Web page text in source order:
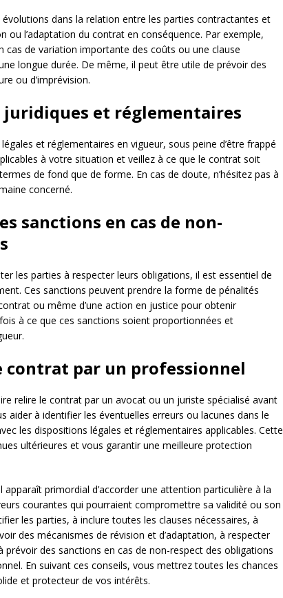
dans la relation entre les parties contractantes et
ou l’adaptation du contrat en conséquence. Par exemple,
cas de variation importante des coûts ou une clause
longue durée. De même, il peut être utile de prévoir des
ou d’imprévision.
juridiques et réglementaires
et réglementaires en vigueur, sous peine d’être frappé
à votre situation et veillez à ce que le contrat soit
de fond que de forme. En cas de doute, n’hésitez pas à
concerné.
sanctions en cas de non-
les parties à respecter leurs obligations, il est essentiel de
Ces sanctions peuvent prendre la forme de pénalités
ou même d’une action en justice pour obtenir
à ce que ces sanctions soient proportionnées et
contrat par un professionnel
relire le contrat par un avocat ou un juriste spécialisé avant
aider à identifier les éventuelles erreurs ou lacunes dans le
les dispositions légales et réglementaires applicables. Cette
ultérieures et vous garantir une meilleure protection
primordial d’accorder une attention particulière à la
courantes qui pourraient compromettre sa validité ou son
les parties, à inclure toutes les clauses nécessaires, à
des mécanismes de révision et d’adaptation, à respecter
des sanctions en cas de non-respect des obligations
En suivant ces conseils, vous mettrez toutes les chances
et protecteur de vos intérêts.